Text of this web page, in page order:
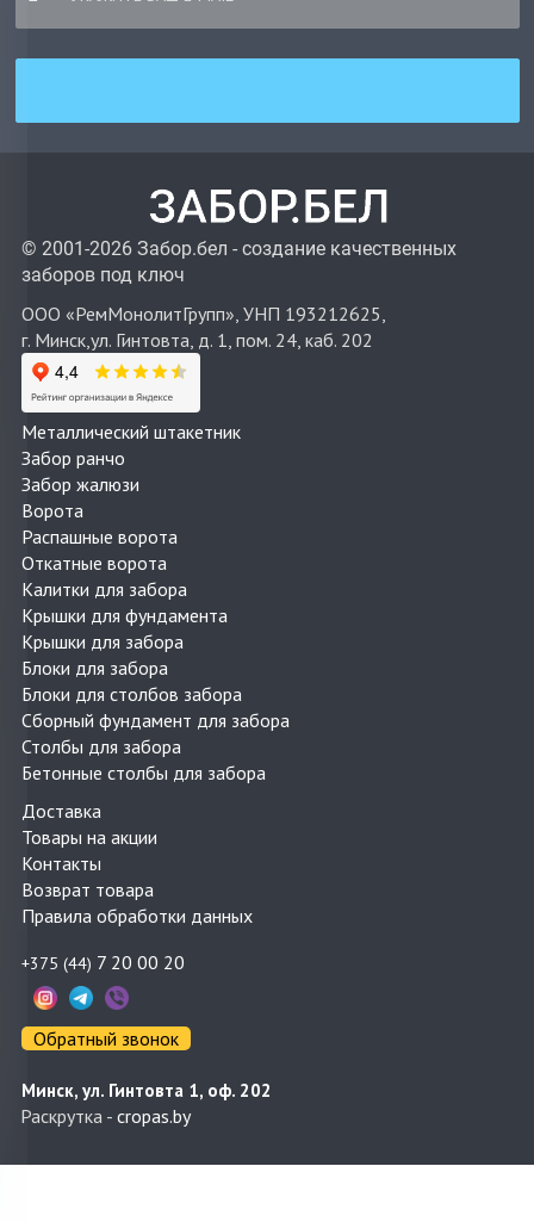
© 2001-2026 Забор.бел - создание качественных
заборов под ключ
ООО «РемМонолитГрупп», УНП 193212625,
г. Минск,ул. Гинтовта, д. 1, пом. 24, каб. 202
Металлический штакетник
Забор ранчо
Забор жалюзи
Ворота
Распашные ворота
Откатные ворота
Калитки для забора
Крышки для фундамента
Крышки для забора
Блоки для забора
Блоки для столбов забора
Сборный фундамент для забора
Столбы для забора
Бетонные столбы для забора
Доставка
Товары на акции
Контакты
Возврат товара
Правила обработки данных
+375 (44) 7 20 00 20
Обратный звонок
Минск, ул. Гинтовта 1, оф. 202
Раскрутка - cropas.by